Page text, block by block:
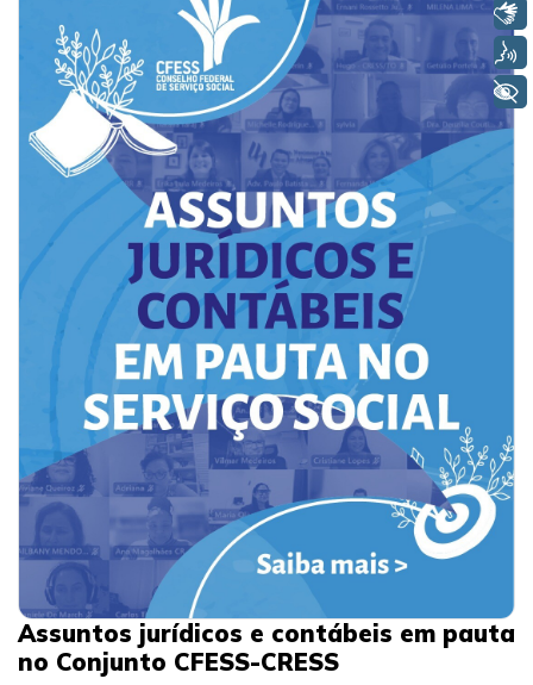
Assuntos jurídicos e contábeis em pauta
no Conjunto CFESS-CRESS
Libras
Voz
+ Acessibilidade